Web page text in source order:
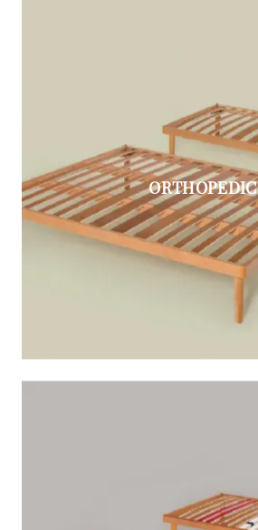
ORTHOPEDIC